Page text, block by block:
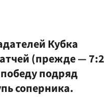
Кубка
(прежде — 7:2
подряд
соперника.